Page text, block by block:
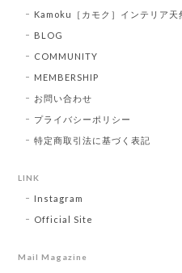
Kamoku［カモク］インテリア天
BLOG
COMMUNITY
MEMBERSHIP
お問い合わせ
プライバシーポリシー
特定商取引法に基づく表記
LINK
Instagram
Official Site
Mail Magazine